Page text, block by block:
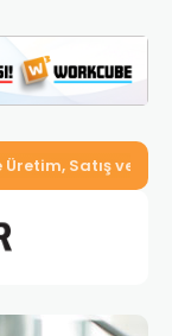
Üretim, Satış ve